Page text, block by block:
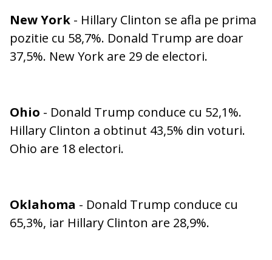
New York - Hillary Clinton se afla pe prima
pozitie cu 58,7%. Donald Trump are doar
37,5%. New York are 29 de electori.
Ohio - Donald Trump conduce cu 52,1%.
Hillary Clinton a obtinut 43,5% din voturi.
Ohio are 18 electori.
Oklahoma - Donald Trump conduce cu
65,3%, iar Hillary Clinton are 28,9%.